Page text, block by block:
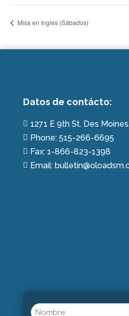
Misa en Ingles (Sábados)
Datos de contácto:
 1271 E 9th St. Des
 Phone: 515-266-6695
 Fax: 1-866-823-1398
 Email:
Name